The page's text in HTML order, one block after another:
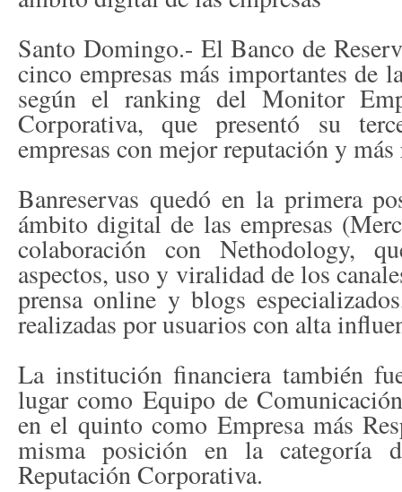
Santo Domingo.- El Banco de
cinco empresas más importantes de
según el ranking del Monitor
Corporativa, que presentó su
empresas con mejor reputación y
Banreservas quedó en la primera
ámbito digital de las empresas
colaboración con Nethodology,
aspectos, uso y viralidad de los
prensa online y blogs
realizadas por usuarios con alta
La institución financiera también
lugar como Equipo de
en el quinto como Empresa más
misma posición en la categoría
Reputación Corporativa.